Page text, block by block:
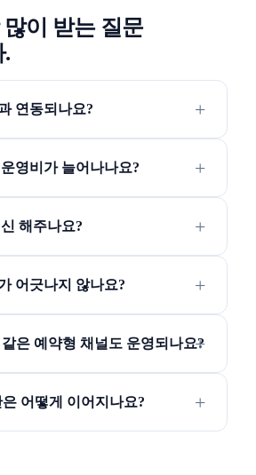
이 받는 질문
연동되나요?
영비가 늘어나나요?
해주나요?
어긋나지 않나요?
은 예약형 채널도 운영되나요?
은 어떻게 이어지나요?